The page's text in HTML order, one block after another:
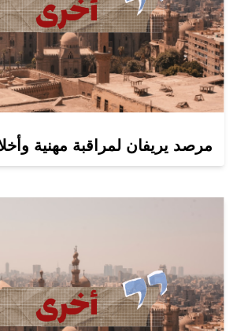
مرصد يريفان لمراقبة مهنية